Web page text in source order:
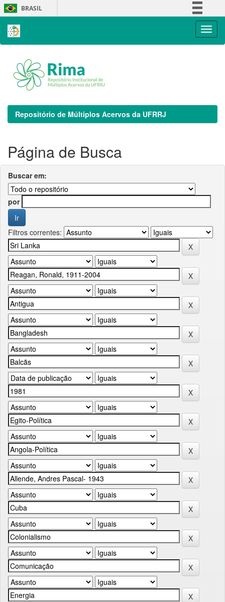
Skip
navigation
BRASIL
Repositório de Múltiplos Acervos da UFRRJ
Página de Busca
Buscar em:
por
Filtros correntes: